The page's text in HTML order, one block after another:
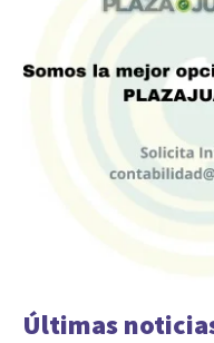
Últimas